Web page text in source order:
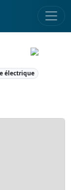
électrique